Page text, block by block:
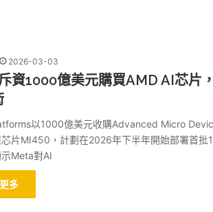
2026-03-03
資1000億美元購買AMD AI芯片
以1000億美元收購Advanced Micro
芯片MI450，計劃在2026年下半年開始部署首批1
Meta對AI
多